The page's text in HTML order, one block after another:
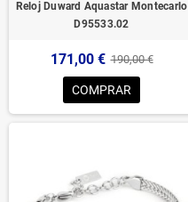
Reloj Duward Aquastar Montecarlo
D95533.02
171,00 € 190,00 €
COMPRAR